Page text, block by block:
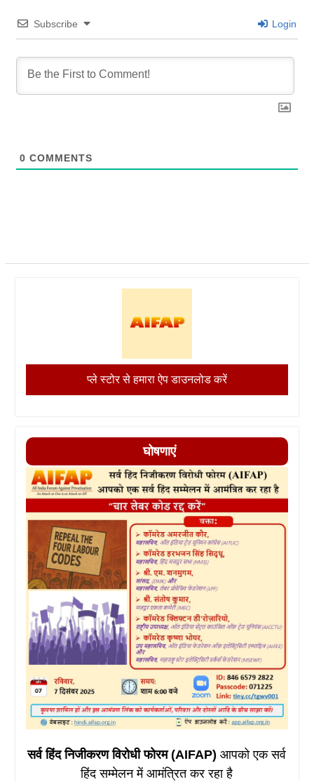
Subscribe Login
0 COMMENTS
प्ले स्टोर से हमारा ऐप डाउनलोड करें
घोषणाएं
सर्व हिंद निजीकरण विरोधी फोरम (AIFAP)आपको एक सर्व
हिंद सम्मेलन में आमंत्रित कर रहा है